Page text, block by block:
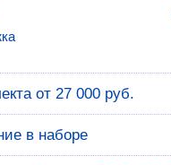
от 27 000 руб.
в наборе